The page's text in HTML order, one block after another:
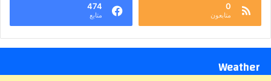
0
متابعون
474
متابع
Weather